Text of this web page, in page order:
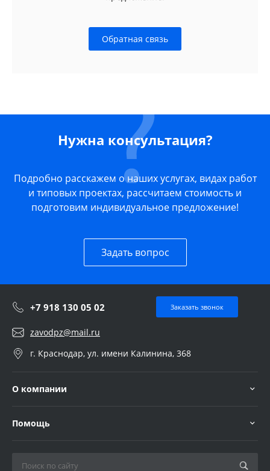
Обратная связь
Нужна консультация?
Подробно расскажем о наших услугах, видах работ
и типовых проектах, рассчитаем стоимость и
подготовим индивидуальное предложение!
Задать вопрос
+7 918 130 05 02 Заказать звонок
zavodpz@mail.ru
г. Краснодар, ул. имени Калинина, 368
О компании
Помощь